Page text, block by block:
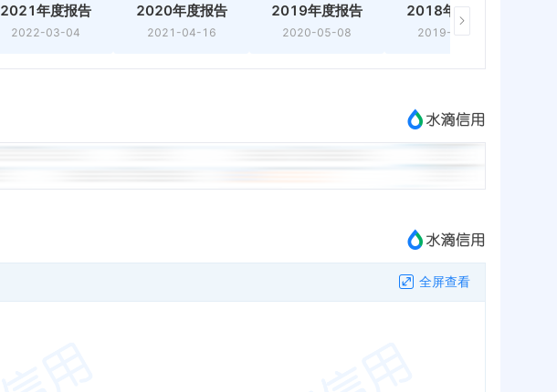
2021年度报告
2022-03-04
2020年度报告
2021-04-16
2019年度报告
2020-05-08
2018年度报告
2019-02-20
全屏查看